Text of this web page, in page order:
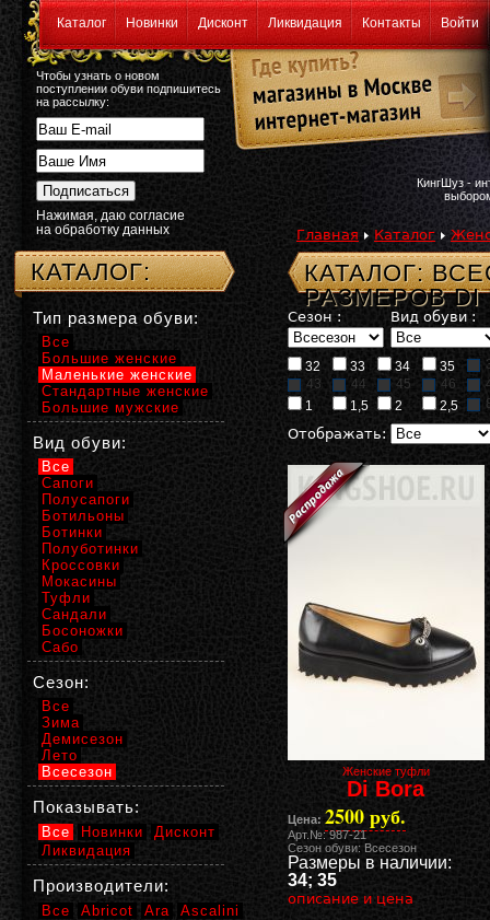
Каталог Новинки Дисконт Ликвидация Контакты Войти
Чтобы узнать о новом
поступлении обуви подпишитесь
на рассылку:
Нажимая, даю согласие
на обработку данных
КингШуз -
Главная Каталог
КАТАЛОГ:
РАЗМЕРОВ DI
Сезон : Вид обуви :
32 33 34 35
43
44 45 46
1
1,5 2 2,5
Отображать:
Женские туфли
Di Bora
Цена: 2500 руб.
Арт.№: 987-21
Сезон обуви: Всесезон
Размеры в наличии:
34; 35
описание и цена
КАТАЛОГ:
Тип размера обуви:
Все
Большие женские
Маленькие женские
Стандартные женские
Большие мужские
Вид обуви:
Все
Сапоги
Полусапоги
Ботильоны
Ботинки
Полуботинки
Кроссовки
Мокасины
Туфли
Сандали
Босоножки
Сабо
Сезон:
Все
Зима
Демисезон
Лето
Всесезон
Показывать:
Все Новинки
Дисконт
Ликвидация
Производители:
Все Abricot Ara
Ascalini